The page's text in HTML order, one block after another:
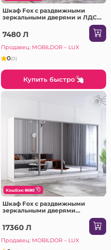
Шкаф Fox с раздвижными
зеркальными дверями и ЛДСП
7480 Л
Продавец: MOBILDOR – LUX
0(0)
Купить быстро
КэшБэк: 8680
Шкаф Fox с раздвижными
зеркальными дверями
17360 Л
Продавец: MOBILDOR – LUX